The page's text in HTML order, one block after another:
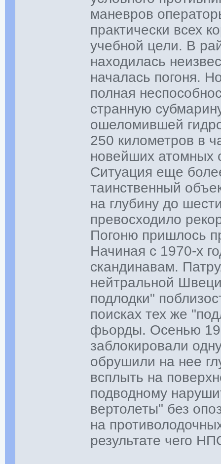
маневров
практически всех
учебной цели. В
находилась
началась погоня.
полная
странную
ошеломившей
250 километров в
новейших атомных
Ситуация еще
таинственный
на глубину до
превосходило
Погоню пришлось
Начиная с 1970-х
скандинавам.
нейтральной
подлодки"
поисках тех же
фьорды. Осенью
заблокировали
обрушили на нее
всплыть на
подводному
вертолеты" без
на
результате чего